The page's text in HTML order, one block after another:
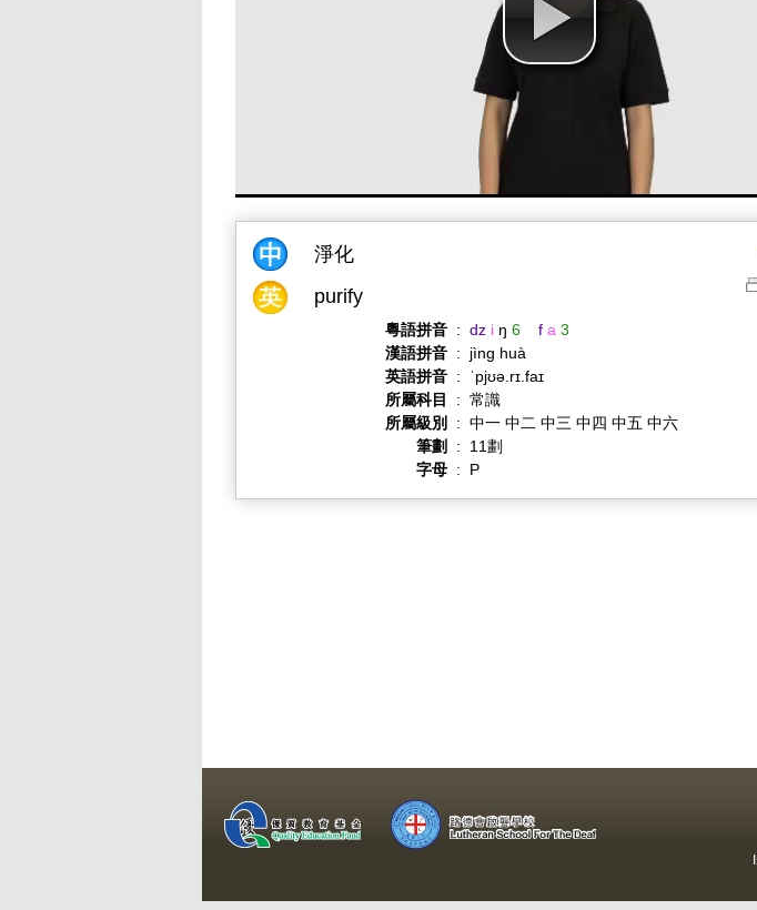
淨化
purify
粵語拼音 : dz i ŋ 6 f a 3
漢語拼音 :
jìng huà
英語拼音 :
ˈpjʊə.rɪ.faɪ
所屬科目
: 常識
所屬級別
: 中一 中二 中三 中四 中五 中六
筆劃
:
11劃
字母 : P